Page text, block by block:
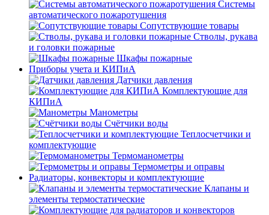
Системы
автоматического пожаротушения
Сопутствующие товары
Стволы, рукава
и головки пожарные
Шкафы пожарные
Приборы учета и КИПиА
Датчики давления
Комплектующие для
КИПиА
Манометры
Счётчики воды
Теплосчетчики и
комплектующие
Термоманометры
Термометры и оправы
Радиаторы, конвекторы и комплектующие
Клапаны и
элементы термостатические